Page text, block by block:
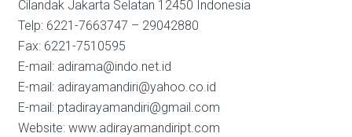
Cilandak Jakarta Selatan 12450 Indonesia
Telp: 6221-7663747 – 29042880
Fax: 6221-7510595
E-mail: adirama@indo.net.id
E-mail: adirayamandiri@yahoo.co.id
E-mail: ptadirayamandiri@gmail.com
Website: www.adirayamandiript.com